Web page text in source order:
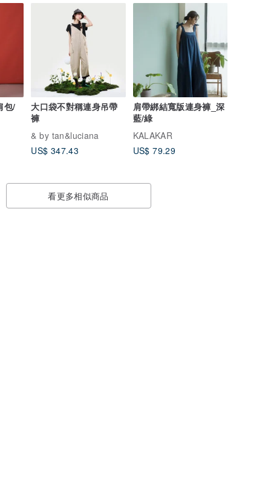
包/
大口袋不對稱連身吊帶
褲
& by tan&luciana
US$ 347.43
肩帶綁結寬版連身褲_深
藍/綠
KALAKAR
US$ 79.29
看更多相似商品